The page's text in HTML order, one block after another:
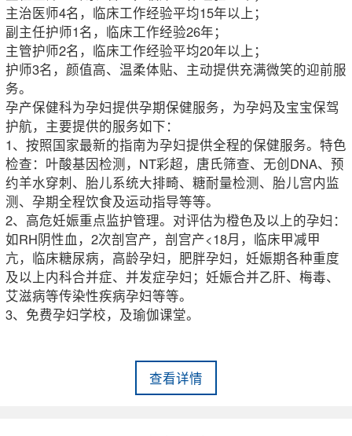
主治医师4名，临床工作经验平均15年以上；
副主任护师1名，临床工作经验26年；
主管护师2名，临床工作经验平均20年以上；
护师3名，颜值高、温柔体贴、主动提供充满微笑的迎前服
务。
孕产保健科为孕妇提供孕期保健服务，为孕妈及宝宝保驾
护航，主要提供的服务如下：
1、按照国家最新的指南为孕妇提供全程的保健服务。特色
检查：叶酸基因检测，NT彩超，唐氏筛查、无创DNA、预
约羊水穿刺、胎儿系统大排畸、糖耐量检测、胎儿宫内监
测、孕期全程饮食及运动指导等等。
2、高危妊娠重点监护管理。对评估为橙色及以上的孕妇：
如RH阴性血，2次剖宫产，剖宫产<18月，临床甲减甲
亢，临床糖尿病，高龄孕妇，肥胖孕妇，妊娠期各种重度
及以上内科合并症、并发症孕妇；妊娠合并乙肝、梅毒、
艾滋病等传染性疾病孕妇等等。
3、免费孕妇学校，及瑜伽课堂。
查看详情